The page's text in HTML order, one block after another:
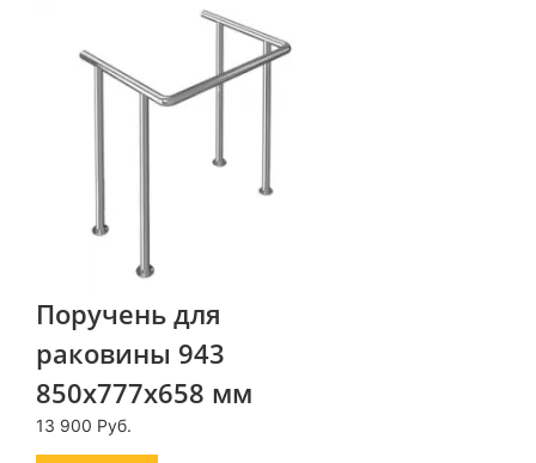
Поручень для
раковины 943
850x777x658 мм
13 900 Руб.